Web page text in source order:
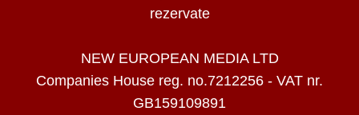
rezervate
NEW EUROPEAN MEDIA LTD
Companies House reg. no.7212256 - VAT nr.
GB159109891